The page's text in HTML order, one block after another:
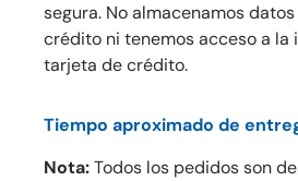
segura. No almacenamos
crédito ni tenemos acceso a la
tarjeta de crédito.
Tiempo aproximado de
Nota:Todos los pedidos son